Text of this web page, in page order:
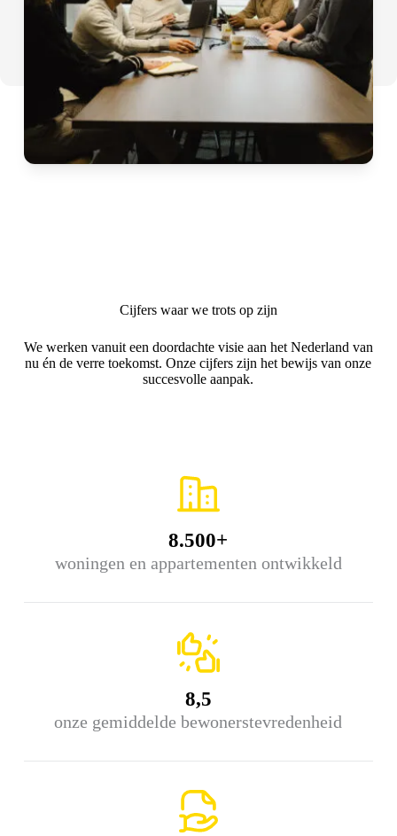
Cijfers waar we trots op zijn
We werken vanuit een doordachte visie aan het Nederland van
nu én de verre toekomst. Onze cijfers zijn het bewijs van onze
succesvolle aanpak.
8.500+
woningen en appartementen ontwikkeld
8,5
onze gemiddelde bewonerstevredenheid